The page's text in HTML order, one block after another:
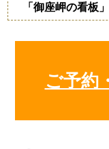
「 御座岬の看板 」
狼のイラストの入った
ご予約